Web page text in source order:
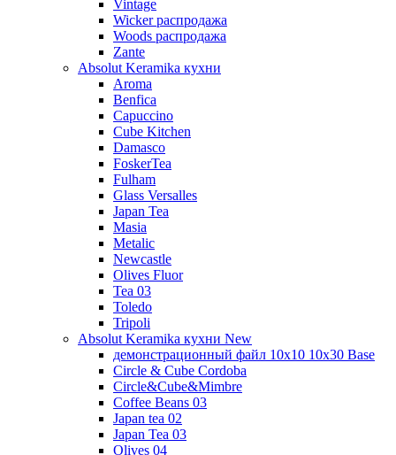
Vintage
Wicker распродажа
Woods распродажа
Zante
Absolut Keramika кухни
Aroma
Benfica
Capuccino
Cube Kitchen
Damasco
FoskerTea
Fulham
Glass Versalles
Japan Tea
Masia
Metalic
Newcastle
Olives Fluor
Tea 03
Toledo
Tripoli
Absolut Keramika кухни New
демонстрационный файл 10x10 10x30 Base
Circle & Cube Cordoba
Circle&Cube&Mimbre
Coffee Beans 03
Japan tea 02
Japan Tea 03
Olives 04